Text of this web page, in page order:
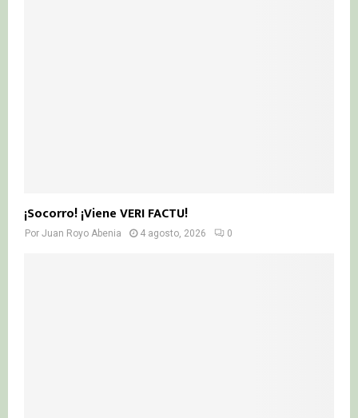
¡Socorro! ¡Viene VERI FACTU!
Por Juan Royo Abenia 4 agosto, 2026 0